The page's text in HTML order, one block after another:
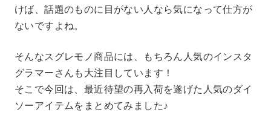
けば、話題のものに目がない人なら気になって仕方が
ないですよね。
そんなスグレモノ商品には、もちろん人気のインスタ
グラマーさんも大注目しています！
そこで今回は、最近待望の再入荷を遂げた人気のダイ
ソーアイテムをまとめてみました♪